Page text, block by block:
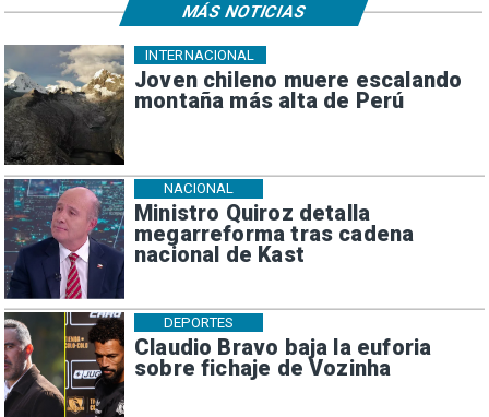
Joven chileno muere escalando
montaña más alta de Perú
INTERNACIONAL
Ministro Quiroz detalla
megarreforma tras cadena
nacional de Kast
NACIONAL
Claudio Bravo baja la euforia
sobre fichaje de Vozinha
DEPORTES
MÁS NOTICIAS